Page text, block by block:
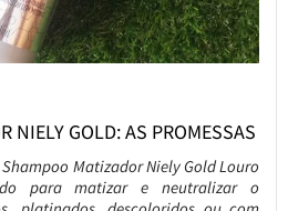
NIELY GOLD: AS PROMESSAS
Matizador Niely Gold Louro
para matizar e neutralizar o